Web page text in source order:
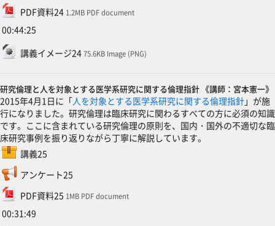
PDF資料24
ファイル1.2MB PDF document
00:44:25
講義イメージ24
ファイル75.6KB Image (PNG)
研究倫理と人を対象とする医学系研究に関する倫理指針 《講師：宮本憲一》
2015年4月1日に「人を対象とする医学系研究に関する倫理指針」が施
行になりました。研究倫理は臨床研究に関わるすべての方に必須の知識
です。ここに含まれている研究倫理の原則を、国内・国外の不適切な臨
床研究事例を振り返りながら丁寧に解説しています。
講義25
SCORMパッケージ
アンケート25フィードバック
PDF資料25
ファイル1MB PDF document
00:31:49